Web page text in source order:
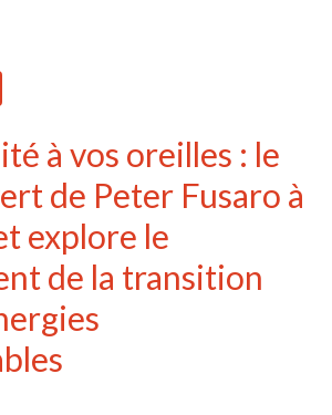
à vos oreilles : le
de Peter Fusaro à
explore le
de la transition